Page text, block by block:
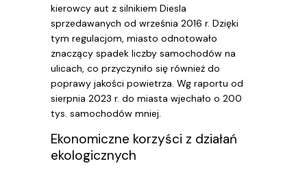
kierowcy aut z silnikiem Diesla
sprzedawanych od września 2016 r. Dzięki
tym regulacjom, miasto odnotowało
znaczący spadek liczby samochodów na
ulicach, co przyczyniło się również do
poprawy jakości powietrza. Wg raportu od
sierpnia 2023 r. do miasta wjechało o 200
tys. samochodów mniej.
Ekonomiczne korzyści z działań
ekologicznych